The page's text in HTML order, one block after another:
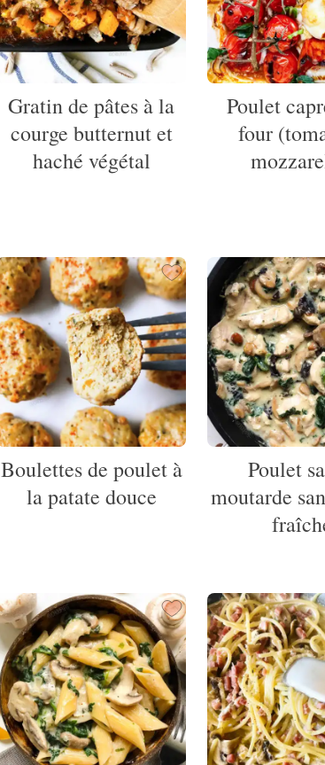
Gratin de pâtes à la
courge butternut et
haché végétal
Poulet
four
Boulettes de poulet à
la patate douce
Poulet
moutarde